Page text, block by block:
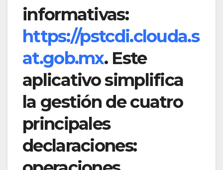
informativas:
https://pstcdi.clouda.s
at.gob.mx. Este
aplicativo simplifica
la gestión de cuatro
principales
declaraciones: